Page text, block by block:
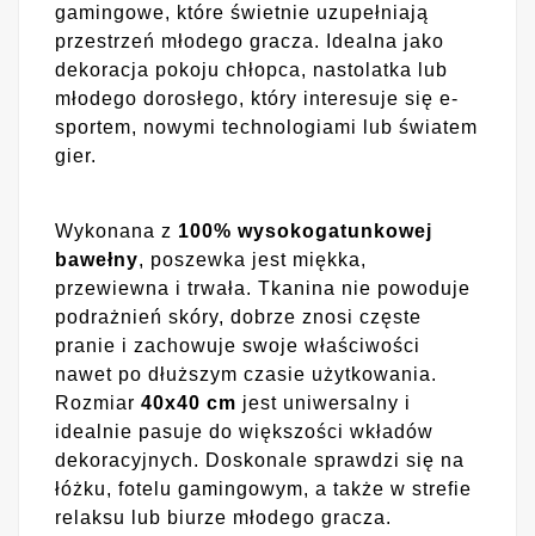
gamingowe, które świetnie uzupełniają
przestrzeń młodego gracza. Idealna jako
dekoracja pokoju chłopca, nastolatka lub
młodego dorosłego, który interesuje się e-
sportem, nowymi technologiami lub światem
gier.
Wykonana z 100% wysokogatunkowej
bawełny, poszewka jest miękka,
przewiewna i trwała. Tkanina nie powoduje
podrażnień skóry, dobrze znosi częste
pranie i zachowuje swoje właściwości
nawet po dłuższym czasie użytkowania.
Rozmiar 40x40 cm jest uniwersalny i
idealnie pasuje do większości wkładów
dekoracyjnych. Doskonale sprawdzi się na
łóżku, fotelu gamingowym, a także w strefie
relaksu lub biurze młodego gracza.